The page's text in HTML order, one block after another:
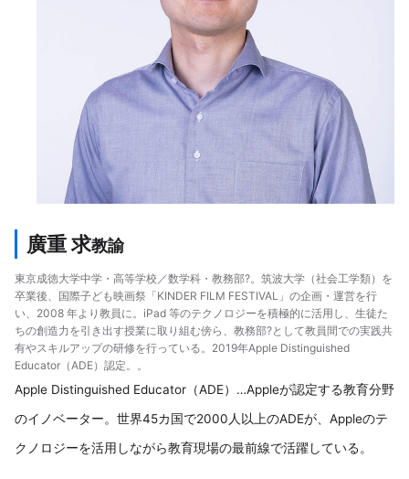
廣重 求教諭
東京成徳大学中学・高等学校／数学科・教務部?。筑波大学（社会工学類）を
卒業後、国際子ども映画祭「KINDER FILM FESTIVAL」の企画・運営を行
い、2008 年より教員に。iPad 等のテクノロジーを積極的に活用し、生徒た
ちの創造力を引き出す授業に取り組む傍ら、教務部?として教員間での実践共
有やスキルアップの研修を行っている。2019年Apple Distinguished
Educator（ADE）認定。。
Apple Distinguished Educator（ADE）…Appleが認定する教育分野
のイノベーター。世界45カ国で2000人以上のADEが、Appleのテ
クノロジーを活用しながら教育現場の最前線で活躍している。